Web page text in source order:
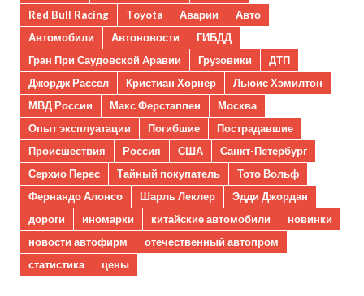
Red Bull Racing
Toyota Аварии
Авто
Автомобили
Автоновости
ГИБДД
Гран При Саудовской Аравии
Грузовики
ДТП
Джордж Рассел
Кристиан Хорнер
Льюис Хэмилтон
МВД России
Макс Ферстаппен
Москва
Опыт эксплуатации
Погибшие
Пострадавшие
Происшествия
Россия США
Санкт-Петербург
Серхио Перес
Тайный покупатель
Тото Вольф
Фернандо Алонсо
Шарль Леклер
Эдди Джордан
дороги
иномарки китайские автомобили
новинки
новости автофирм
отечественный автопром
статистика
цены